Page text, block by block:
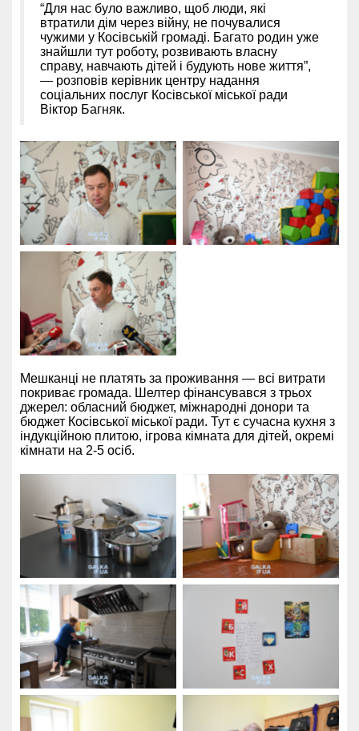
“Для нас було важливо, щоб люди, які
втратили дім через війну, не почувалися
чужими у Косівській громаді. Багато родин уже
знайшли тут роботу, розвивають власну
справу, навчають дітей і будують нове життя”,
— розповів керівник центру надання
соціальних послуг Косівської міської ради
Віктор Багняк.
Мешканці не платять за проживання — всі витрати
покриває громада. Шелтер фінансувався з трьох
джерел: обласний бюджет, міжнародні донори та
бюджет Косівської міської ради. Тут є сучасна кухня з
індукційною плитою, ігрова кімната для дітей, окремі
кімнати на 2-5 осіб.